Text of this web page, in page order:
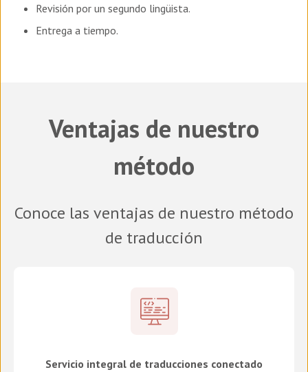
Revisión por un segundo lingüista.
Entrega a tiempo.
Ventajas de nuestro
método
Conoce las ventajas de nuestro método
de traducción
Servicio integral de traducciones conectado